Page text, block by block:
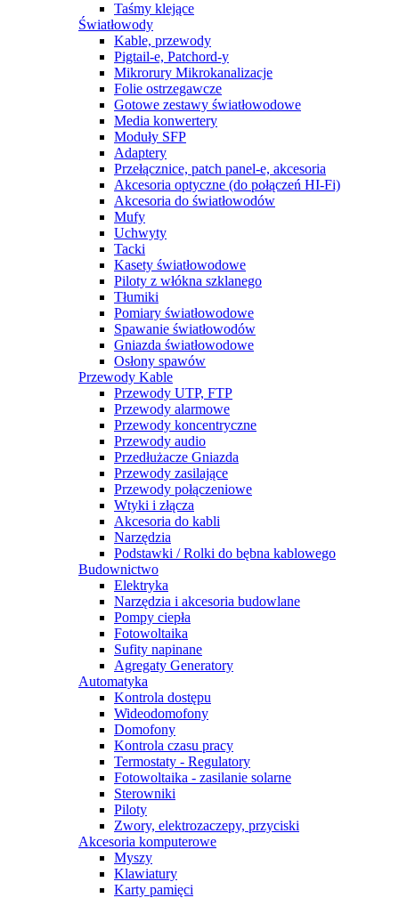
Taśmy klejące
Światłowody
Kable, przewody
Pigtail-e, Patchord-y
Mikrorury Mikrokanalizacje
Folie ostrzegawcze
Gotowe zestawy światłowodowe
Media konwertery
Moduły SFP
Adaptery
Przełącznice, patch panel-e, akcesoria
Akcesoria optyczne (do połączeń HI-Fi)
Akcesoria do światłowodów
Mufy
Uchwyty
Tacki
Kasety światłowodowe
Piloty z włókna szklanego
Tłumiki
Pomiary światłowodowe
Spawanie światłowodów
Gniazda światłowodowe
Osłony spawów
Przewody Kable
Przewody UTP, FTP
Przewody alarmowe
Przewody koncentryczne
Przewody audio
Przedłużacze Gniazda
Przewody zasilające
Przewody połączeniowe
Wtyki i złącza
Akcesoria do kabli
Narzędzia
Podstawki / Rolki do bębna kablowego
Budownictwo
Elektryka
Narzędzia i akcesoria budowlane
Pompy ciepła
Fotowoltaika
Sufity napinane
Agregaty Generatory
Automatyka
Kontrola dostępu
Wideodomofony
Domofony
Kontrola czasu pracy
Termostaty - Regulatory
Fotowoltaika - zasilanie solarne
Sterowniki
Piloty
Zwory, elektrozaczepy, przyciski
Akcesoria komputerowe
Myszy
Klawiatury
Karty pamięci